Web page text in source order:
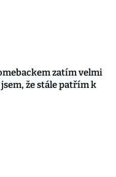
zatím velmi
že stále patřím k